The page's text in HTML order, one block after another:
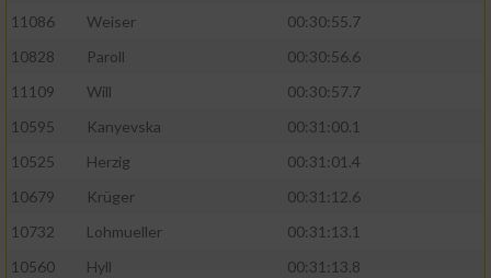
11086
Weiser
00:30:55.7
10828
Paroll
00:30:56.6
11109
Will
00:30:57.7
10595
Kanyevska
00:31:00.1
10525
Herzig
00:31:01.4
10679
Krüger
00:31:12.6
10732
Lohmueller
00:31:13.1
10560
Hyll
00:31:13.8